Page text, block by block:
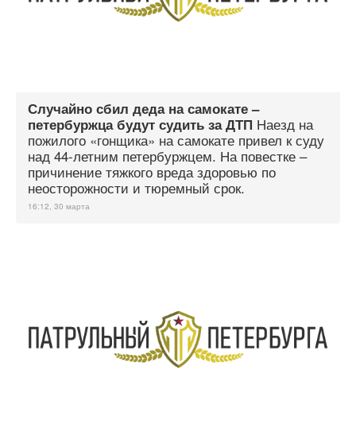
Случайно сбил деда на самокате –
петербуржца будут судить за ДТП Наезд на
пожилого «гонщика» на самокате привел к суду
над 44-летним петербуржцем. На повестке –
причинение тяжкого вреда здоровью по
неосторожности и тюремный срок.
16:12, 30 марта